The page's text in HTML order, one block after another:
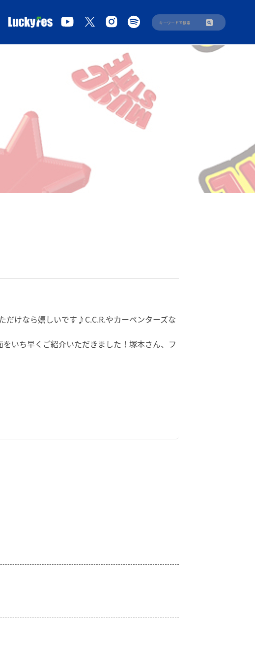
だけなら嬉しいです♪C.C.R.やカーペンターズな
いち早くご紹介いただきました！ 塚本さん、フ